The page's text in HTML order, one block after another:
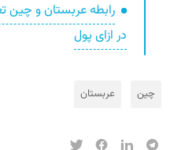
رابطه عربستان و چین
در ازای پول
چین عربستان